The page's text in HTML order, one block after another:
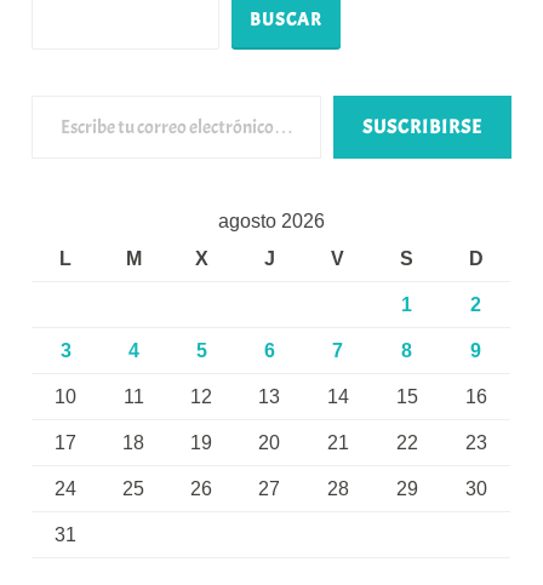
BUSCAR
SUSCRIBIRSE
agosto 2026
L
M X J V S D
1 2
3 4 5 6 7 8 9
10 11 12 13 14 15 16
17 18 19 20 21 22 23
24 25 26 27 28 29 30
31